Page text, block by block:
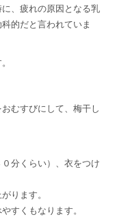
、疲れの原因となる乳
的だと言われていま
むすびにして、梅干し
分くらい）、衣をつけ
ります。
すくもなります。